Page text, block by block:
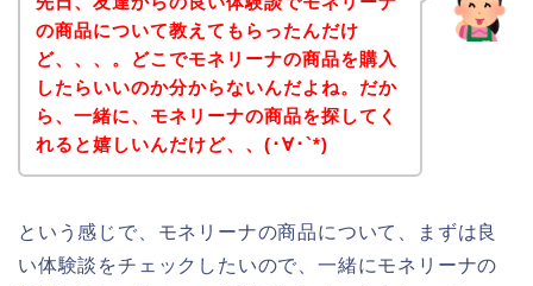
の商品について教えてもらったんだけ
ど、、、。どこでモネリーナの商品を購入
したらいいのか分からないんだよね。だか
ら、一緒に、モネリーナの商品を探してく
れると嬉しいんだけど、、(･∀･`*)
という感じで、モネリーナの商品について、まずは良
い体験談をチェックしたいので、一緒にモネリーナの